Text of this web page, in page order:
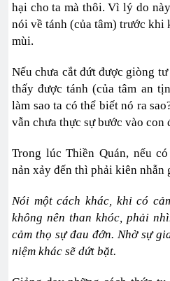
hại cho ta mà thôi. Vì lý do
nói về tánh (của tâm) trước khi
mùi.
Nếu chưa cắt đứt được giòng
thấy được tánh (của tâm an
làm sao ta có thể biết nó ra
vẫn chưa thực sự bước vào con
Trong lúc Thiền Quán, nếu
nản xảy đến thì phải kiên nhẫn
Nói một cách khác, khi có
không nên than khóc, phải
cảm thọ sự đau đớn. Nhờ sự
niệm khác sẽ dứt bặt.